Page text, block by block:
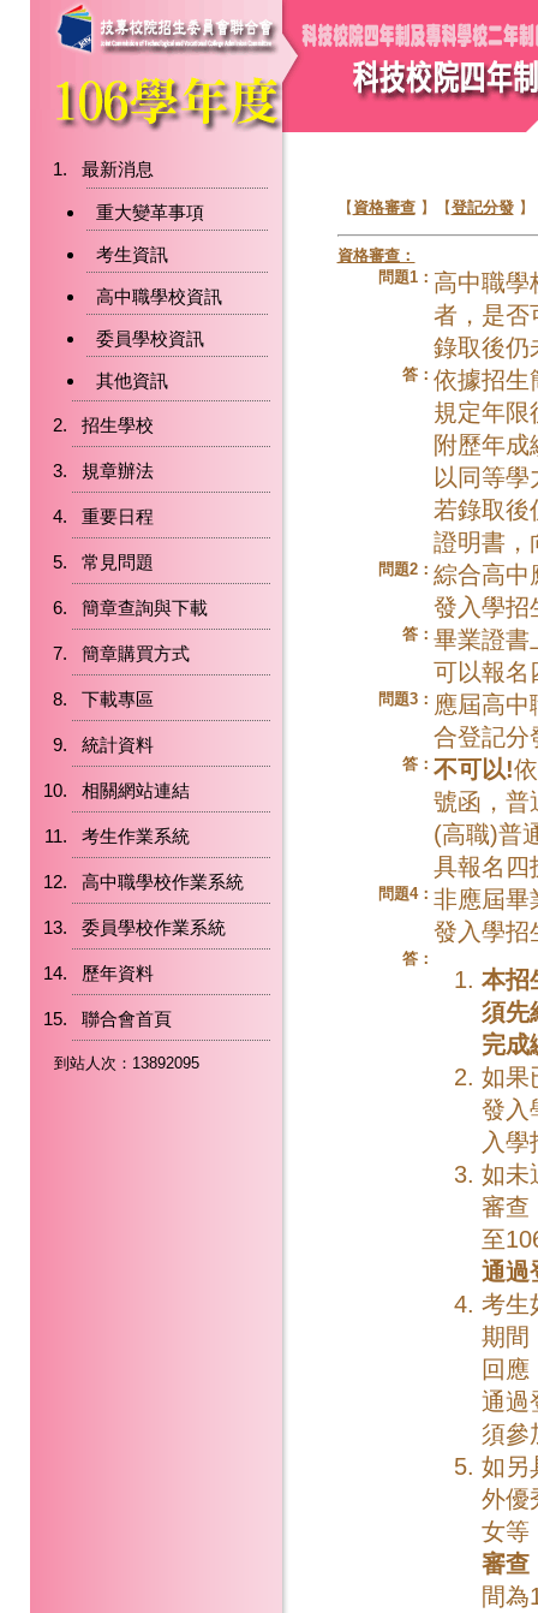
最新消息
重大變革事項
考生資訊
高中職學校資訊
委員學校資訊
其他資訊
招生學校
規章辦法
重要日程
常見問題
簡章查詢與下載
簡章購買方式
下載專區
統計資料
相關網站連結
考生作業系統
高中職學校作業系統
委員學校作業系統
歷年資料
聯合會首頁
到站人次：13892095
【 資格審查】【登記分發】
資格審查：
問題1： 高中職學
者，是否
錄取後仍
答： 依據招生
規定年限
附歷年成
以同等
若錄取後
證明書，
問題2： 綜合高中
發入學招
答： 畢業證書
可以報名
問題3： 應屆高
合登記分
答： 不可以!
號函，普
(高職)普
具報名四
問題4： 非應屆畢
發入學招
答：
本招
須先
完成
如果
發入
入
如未
審查
至
通過
考生
期間
回應
通過
須參
如另
外優
女等
審查
間為